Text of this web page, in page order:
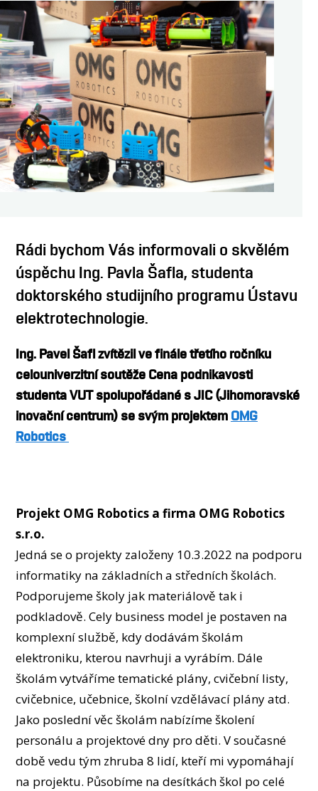
OSOBY
MÉDIA
KONFERENCE A SOUTĚŽE
KONTAKT
Rádi bychom Vás informovali o skvělém
úspěchu Ing. Pavla Šafla, studenta
doktorského studijního programu Ústavu
elektrotechnologie.
Ing. Pavel Šafl zvítězil ve finále třetího ročníku
celouniverzitní soutěže Cena podnikavosti
studenta VUT spolupořádané s JIC (Jihomoravské
inovační centrum) se svým projektem OMG
Robotics
Projekt OMG Robotics a firma OMG Robotics
s.r.o.
Jedná se o projekty založeny 10.3.2022 na podporu
informatiky na základních a středních školách.
Podporujeme školy jak materiálově tak i
podkladově. Cely business model je postaven na
komplexní službě, kdy dodávám školám
elektroniku, kterou navrhuji a vyrábím. Dále
školám vytváříme tematické plány, cvičební listy,
cvičebnice, učebnice, školní vzdělávací plány atd.
Jako poslední věc školám nabízíme školení
personálu a projektové dny pro děti. V současné
době vedu tým zhruba 8 lidí, kteří mi vypomáhají
na projektu. Působíme na desítkách škol po celé